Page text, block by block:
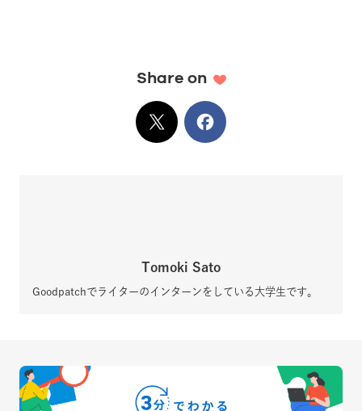
Share on
XでシェアFacebook
Tomoki Sato
Goodpatchでライターのインターンをしている大学生です。